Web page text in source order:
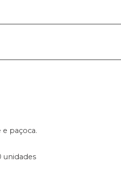
paçoca.
unidades